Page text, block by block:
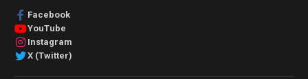
Facebook
YouTube
Instagram
X (Twitter)